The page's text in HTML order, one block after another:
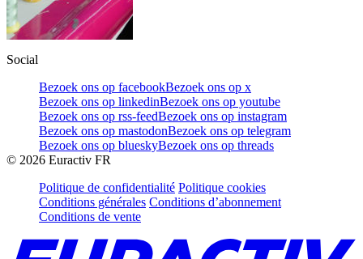
Social
Bezoek ons op facebookBezoek ons op x
Bezoek ons op linkedinBezoek ons op youtube
Bezoek ons op rss-feedBezoek ons op instagram
Bezoek ons op mastodonBezoek ons op telegram
Bezoek ons op blueskyBezoek ons op threads
© 2026 Euractiv FR
Politique de confidentialité Politique cookies
Conditions générales Conditions d’abonnement
Conditions de vente